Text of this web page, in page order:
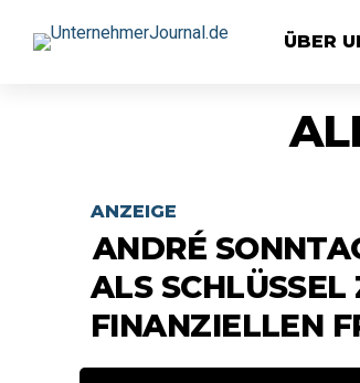
ÜBER
ANZEIGE
ANDRÉ
ALS SCHLÜSSEL
FINANZIELLEN